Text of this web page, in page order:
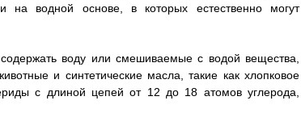
на водной основе, в которых естественно могут
воду или смешиваемые с водой вещества,
и синтетические масла, такие как хлопковое
с длиной цепей от 12 до 18 атомов углерода,